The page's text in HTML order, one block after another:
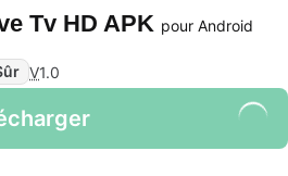
Tv HD APK pour Android
V1.0